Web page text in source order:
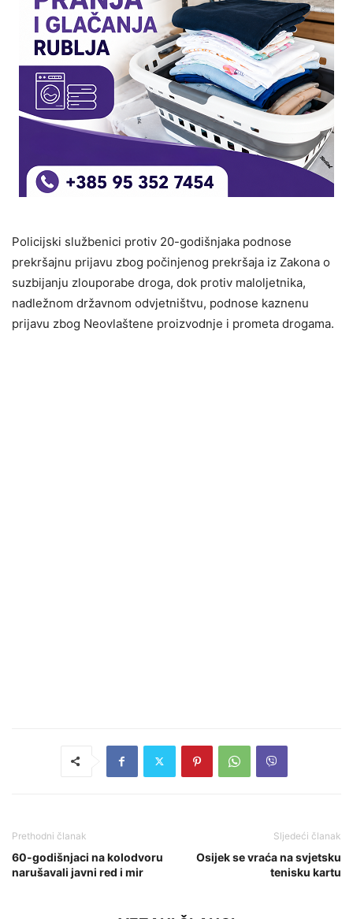
Policijski službenici protiv 20-godišnjaka podnose
prekršajnu prijavu zbog počinjenog prekršaja iz Zakona o
suzbijanju zlouporabe droga, dok protiv maloljetnika,
nadležnom državnom odvjetništvu, podnose kaznenu
prijavu zbog Neovlaštene proizvodnje i prometa drogama.
Prethodni članak
60-godišnjaci na kolodvoru
narušavali javni red i mir
Sljedeći članak
Osijek se vraća na svjetsku
tenisku kartu